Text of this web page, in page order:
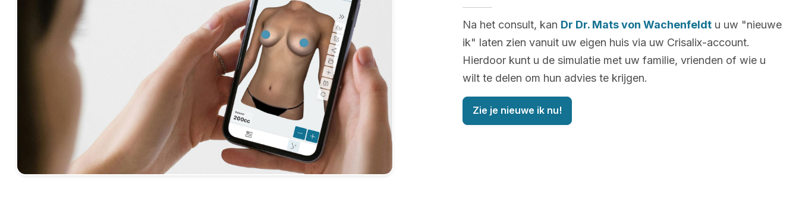
Na het consult, kan Dr Dr. Mats von Wachenfeldt u uw "nieuwe
ik" laten zien vanuit uw eigen huis via uw Crisalix-account.
Hierdoor kunt u de simulatie met uw familie, vrienden of wie u
wilt te delen om hun advies te krijgen.
Zie je nieuwe ik nu!